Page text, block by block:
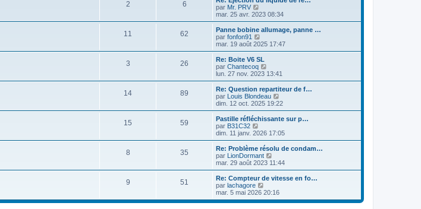
r
n
i
r
e
s
g
e
l
e
e
r
n
i
r
m
e
s
s
a
g
e
2 6
par Mr. PRV
o
i
r
l
e
e
r
n
i
r
m
e
s
s
g
e
mar. 25 avr. 2023 08:34
11 62
Panne bobine allumage, panne …
par fonfon91
o
i
r
l
e
r
n
i
r
e
s
s
a
g
e
mar. 19 août 2025 17:47
3 26
Re: Boite V6 SL
par Chantecoq
o
i
r
l
e
r
n
r
m
e
s
s
g
e
lun. 27 nov. 2023 13:41
14 89
Re: Question repartiteur de f…
par Louis Blondeau
o
i
r
e
r
n
i
r
s
dim. 12 oct. 2025 19:22
15 59
Pastille réfléchissante sur p…
par B31C32
o
i
r
l
e
r
n
i
e
dim. 11 janv. 2026 17:05
8 35
Re: Problème résolu de condam…
par LionDormant
o
i
r
e
e
mar. 29 août 2023 11:44
9 51
Re: Compteur de vitesse en fo…
par lachagore
o
i
mar. 5 mai 2026 20:16